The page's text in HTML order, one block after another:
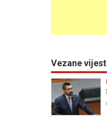
Vezane